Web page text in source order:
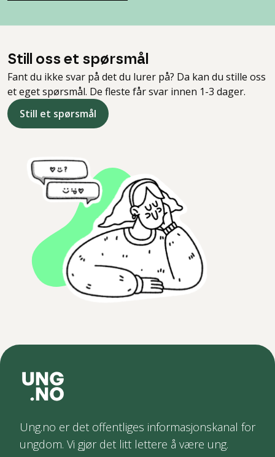
Still oss et spørsmål
Fant du ikke svar på det du lurer på? Da kan du stille oss
et eget spørsmål. De fleste får svar innen 1-3 dager.
Still et spørsmål
Ung.no er det offentliges informasjonskanal for
ungdom. Vi gjør det litt lettere å være ung.